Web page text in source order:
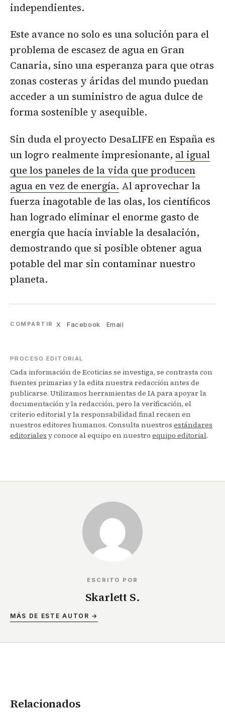
independientes.
Este avance no solo es una solución para el
problema de escasez de agua en Gran
Canaria, sino una esperanza para que otras
zonas costeras y áridas del mundo puedan
acceder a un suministro de agua dulce de
forma sostenible y asequible.
Sin duda el proyecto DesaLIFE en España es
un logro realmente impresionante, al igual
que los paneles de la vida que producen
agua en vez de energía. Al aprovechar la
fuerza inagotable de las olas, los científicos
han logrado eliminar el enorme gasto de
energía que hacía inviable la desalación,
demostrando que si posible obtener agua
potable del mar sin contaminar nuestro
planeta.
COMPARTIR X Facebook Email
PROCESO EDITORIAL
Cada información de Ecoticias se investiga, se contrasta con
fuentes primarias y la edita nuestra redacción antes de
publicarse. Utilizamos herramientas de IA para apoyar la
documentación y la redacción, pero la verificación, el
criterio editorial y la responsabilidad final recaen en
nuestros editores humanos. Consulta nuestros estándares
editoriales y conoce al equipo en nuestro equipo editorial.
ESCRITO POR
Skarlett S.
MÁS DE ESTE AUTOR →
Relacionados